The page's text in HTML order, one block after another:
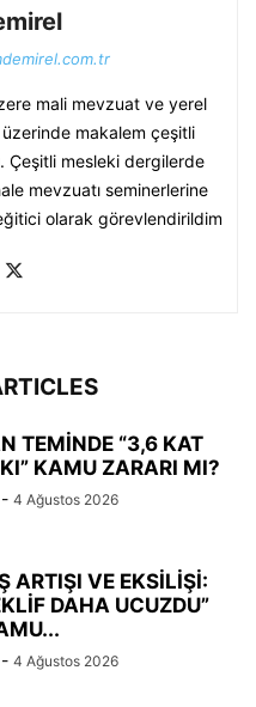
mali mevzuat ve yerel
makalem çeşitli
Çeşitli mesleki dergilerde
mevzuatı seminerlerine
olarak görevlendirildim
TEMİNDE “3,6 KAT
KAMU ZARARI MI?
- 4 Ağustos 2026
ARTIŞI VE EKSİLİŞİ:
DAHA UCUZDU”
- 4 Ağustos 2026